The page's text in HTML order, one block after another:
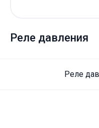
Реле давления
Реле